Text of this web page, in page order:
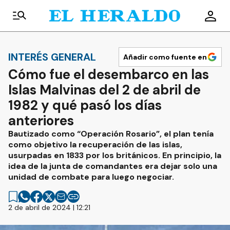
INTERÉS GENERAL Añadir como fuente en
Cómo fue el desembarco en las
Islas Malvinas del 2 de abril de
1982 y qué pasó los días
anteriores
Bautizado como “Operación Rosario”, el plan tenía
como objetivo la recuperación de las islas,
usurpadas en 1833 por los británicos. En principio, la
idea de la junta de comandantes era dejar solo una
unidad de combate para luego negociar.
2 de abril de 2024 | 12:21